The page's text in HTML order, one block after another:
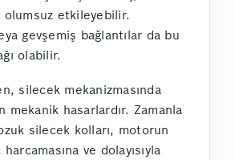
olumsuz etkileyebilir.
gevşemiş bağlantılar da bu
olabilir.
silecek mekanizmasında
mekanik hasarlardır. Zamanla
silecek kolları, motorun
ve dolayısıyla